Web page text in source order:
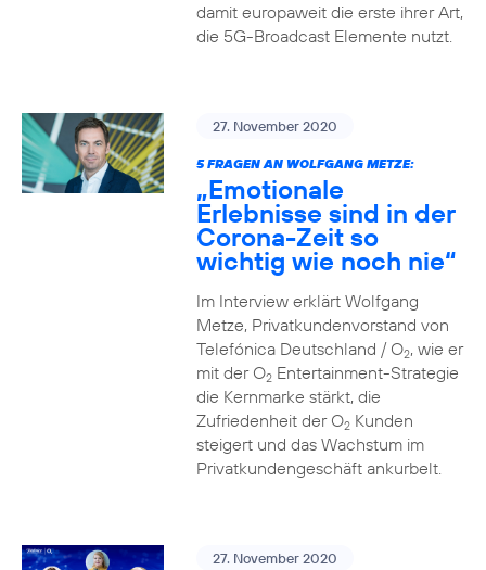
damit europaweit die erste ihrer Art,
die 5G-Broadcast Elemente nutzt.
27. November 2020
5 FRAGEN AN WOLFGANG METZE:
„Emotionale
Erlebnisse sind in der
Corona-Zeit so
wichtig wie noch nie“
Im Interview erklärt Wolfgang
Metze, Privatkundenvorstand von
Telefónica Deutschland / O2, wie er
mit der O2Entertainment-Strategie
die Kernmarke stärkt, die
Zufriedenheit der O2Kunden
steigert und das Wachstum im
Privatkundengeschäft ankurbelt.
27. November 2020